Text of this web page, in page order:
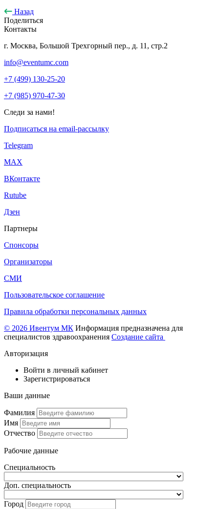
Назад
Поделиться
Контакты
г. Москва, Большой Трехгорный пер., д. 11, стр.2
info@eventumc.com
+7 (499) 130-25-20
+7 (985) 970-47-30
Следи за нами!
Подписаться на email-рассылку
Telegram
МАХ
ВКонтакте
Rutube
Дзен
Партнеры
Спонсоры
Организаторы
СМИ
Пользовательское соглашение
Правила обработки персональных данных
© 2026 Ивентум МК Информация предназначена для
специалистов здравоохранения Создание сайта
Авторизация
Войти в личный кабинет
Зарегистрироваться
Ваши данные
Фамилия
Имя
Отчество
Рабочие данные
Специальность
Доп. специальность
Город